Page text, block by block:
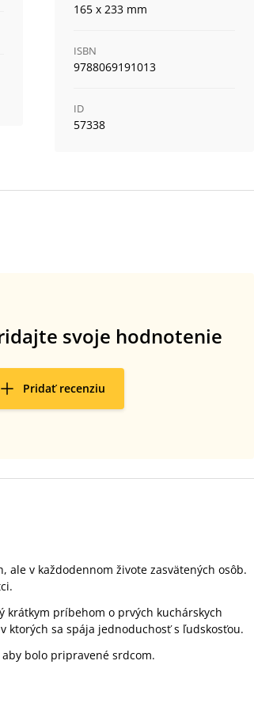
165 x 233 mm
ISBN
9788069191013
ID
57338
svoje hodnotenie
Pridať recenziu
v každodennom živote zasvätených osôb.
krátkym príbehom o prvých kuchárskych
ktorých sa spája jednoduchosť s ľudskosťou.
bolo pripravené srdcom.